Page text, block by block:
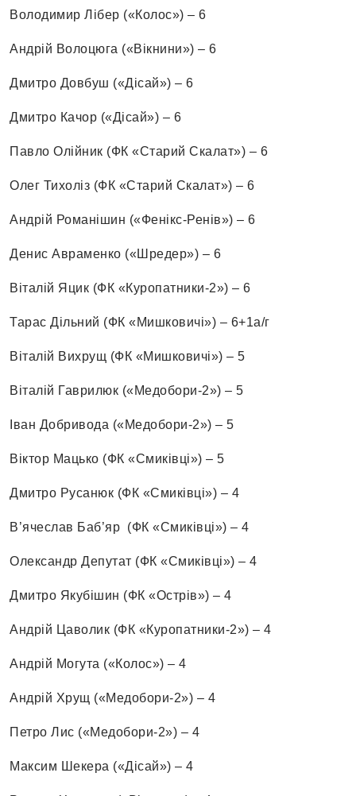
Володимир Лібер («Колос») – 6
Андрій Волоцюга («Вікнини») – 6
Дмитро Довбуш («Дісай») – 6
Дмитро Качор («Дісай») – 6
Павло Олійник (ФК «Старий Скалат») – 6
Олег Тихоліз (ФК «Старий Скалат») – 6
Андрій Романішин («Фенікс-Ренів») – 6
Денис Авраменко («Шредер») – 6
Віталій Яцик (ФК «Куропатники-2») – 6
Тарас Дільний (ФК «Мишковичі») – 6+1а/г
Віталій Вихрущ (ФК «Мишковичі») – 5
Віталій Гаврилюк («Медобори-2») – 5
Іван Добривода («Медобори-2») – 5
Віктор Мацько (ФК «Смиківці») – 5
Дмитро Русанюк (ФК «Смиківці») – 4
В’ячеслав Баб’яр (ФК «Смиківці») – 4
Олександр Депутат (ФК «Смиківці») – 4
Дмитро Якубішин (ФК «Острів») – 4
Андрій Цаволик (ФК «Куропатники-2») – 4
Андрій Могута («Колос») – 4
Андрій Хрущ («Медобори-2») – 4
Петро Лис («Медобори-2») – 4
Максим Шекера («Дісай») – 4